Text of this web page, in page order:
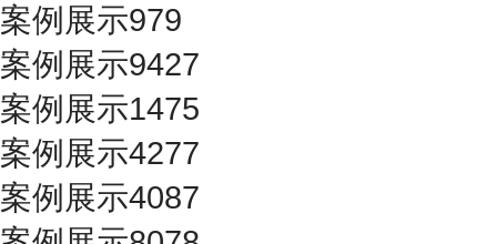
案例展示979
案例展示9427
案例展示1475
案例展示4277
案例展示4087